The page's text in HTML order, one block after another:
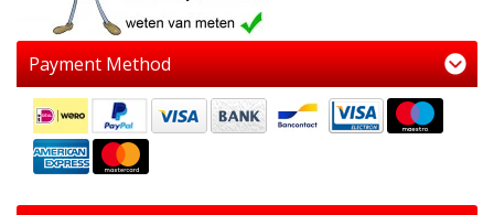
Payment Method